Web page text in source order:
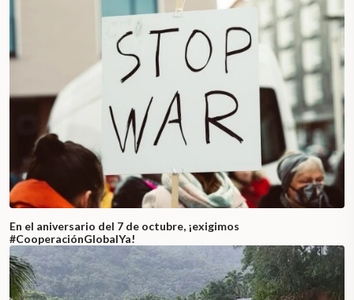
En el aniversario del 7 de octubre, ¡exigimos
#CooperaciónGlobalYa!